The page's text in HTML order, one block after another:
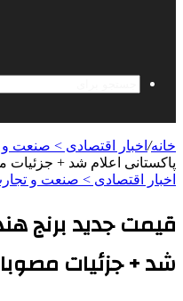
خانه/ اخبار اقتصادی > صنعت
پاکستانی اعلام شد + جزئیات
اخبار اقتصادی > صنعت و
قیمت جدید برنج
شد + جزئیات